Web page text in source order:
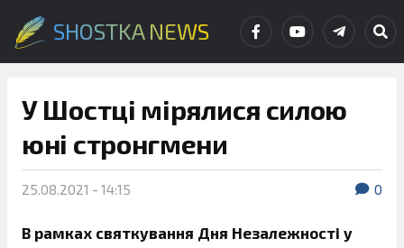
SHOSTKA NEWS
У Шостці мірялися силою
юні стронгмени
25.08.2021 - 14:15 0
В рамках святкування Дня Незалежності у